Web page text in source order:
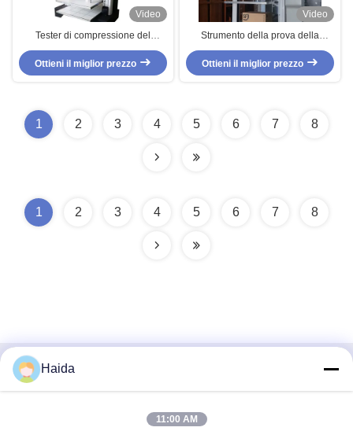
Video
Tester di compressione del
cartone del servocomando del
microcomputer, attrezzatura di
prova di compressibilità del
Ottieni il miglior prezzo
Video
Strumento della prova della
macchina 20KN Max. Force Paper
di prova di compressibilità della
scatola del TM 2101
Ottieni il miglior prezzo
1 2 3 4 5 6 7 8
1 2 3 4 5 6 7 8
Contatto rapido
Haida
11:00 AM